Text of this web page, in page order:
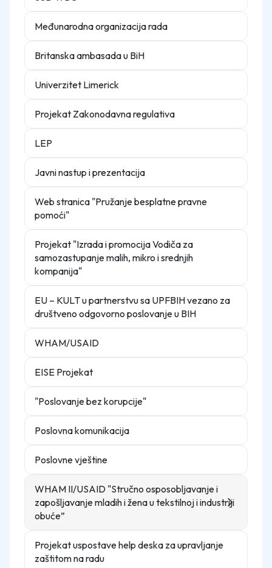
Međunarodna organizacija rada
Britanska ambasada u BiH
Univerzitet Limerick
Projekat Zakonodavna regulativa
LEP
Javni nastup i prezentacija
Web stranica "Pružanje besplatne pravne
pomoći"
Projekat "Izrada i promocija Vodiča za
samozastupanje malih, mikro i srednjih
kompanija"
EU – KULT u partnerstvu sa UPFBIH vezano za
društveno odgovorno poslovanje u BIH
WHAM/USAID
EISE Projekat
"Poslovanje bez korupcije"
Poslovna komunikacija
Poslovne vještine
WHAM II/USAID "Stručno osposobljavanje i
zapošljavanje mladih i žena u tekstilnoj i industriji
obuće”
Projekat uspostave help deska za upravljanje
zaštitom na radu